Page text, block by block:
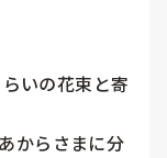
いの花束と寄
からさまに分